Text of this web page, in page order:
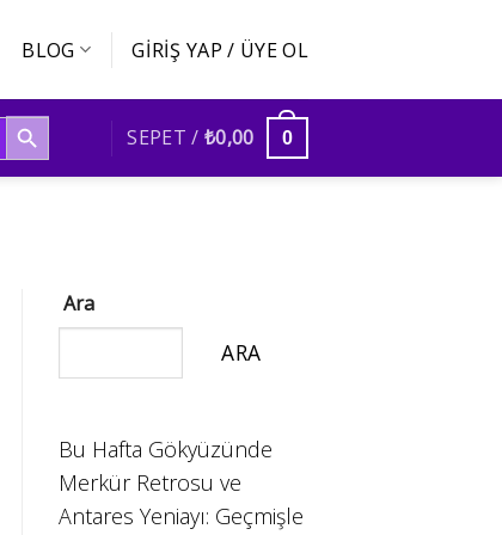
BLOG GIRIŞ YAP / ÜYE OL
SEARCH BUTTON
SEPET / ₺0,00 0
Ara
ARA
Bu Hafta Gökyüzünde
Merkür Retrosu ve
Antares Yeniayı: Geçmişle